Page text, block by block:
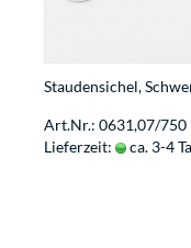
Staudensichel,
Art.Nr.: 0631,07/750
Lieferzeit:
ca. 3-4